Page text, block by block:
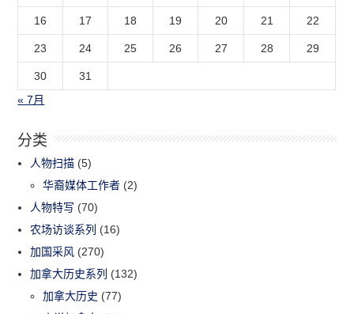
16 17 18 19 20 21 22
23 24 25 26 27 28 29
30
31
« 7月
分类
人物扫描 (5)
华裔媒体工作者 (2)
人物特写 (70)
农场访谈系列 (16)
加国采风 (270)
加拿大历史系列 (132)
加拿大历史 (77)